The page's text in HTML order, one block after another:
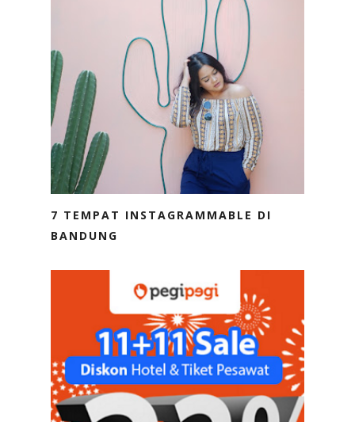
7 TEMPAT INSTAGRAMMABLE DI
BANDUNG